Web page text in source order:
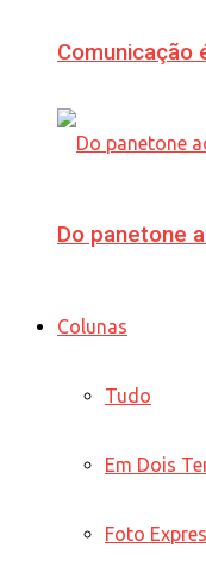
Comunicação
Do panetone
Colunas
Tudo
Em Dois
Foto